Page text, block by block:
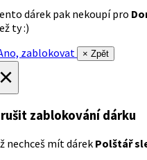
dárek pak nekoupí pro
ty :)
zablokovat
× Zpět
zablokování dárku
nechceš mít dárek Polštář